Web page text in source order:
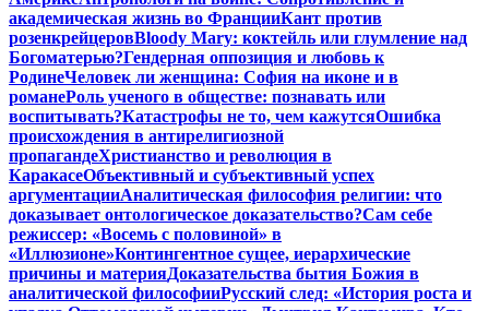
академическая жизнь во ФранцииКант против
розенкрейцеровBloody Mary: коктейль или глумление над
Богоматерью?Гендерная оппозиция и любовь к
РодинеЧеловек ли женщина: София на иконе и в
романеРоль ученого в обществе: познавать или
воспитывать?Катастрофы не то, чем кажутсяОшибка
происхождения в антирелигиозной
пропагандеХристианство и революция в
КаракасеОбъективный и субъективный успех
аргументацииАналитическая философия религии: что
доказывает онтологическое доказательство?Сам себе
режиссер: «Восемь с половиной» в
«Иллюзионе»Контингентное сущее, иерархические
причины и материяДоказательства бытия Божия в
аналитической философииРусский след: «История роста и